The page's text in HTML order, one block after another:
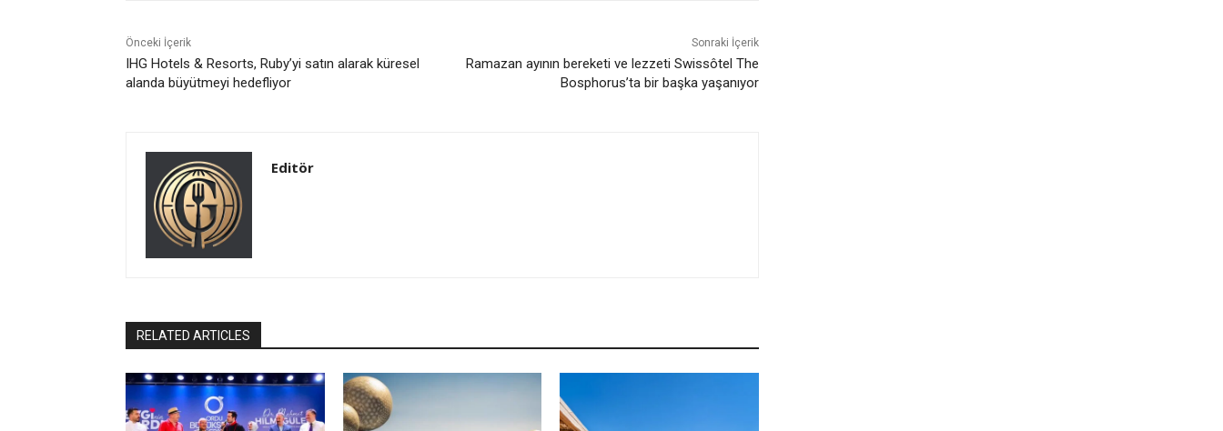
Önceki İçerik
IHG Hotels & Resorts, Ruby’yi satın alarak küresel
alanda büyütmeyi hedefliyor
Sonraki İçerik
Ramazan ayının bereketi ve lezzeti Swissôtel The
Bosphorus’ta bir başka yaşanıyor
Editör
RELATED ARTICLES